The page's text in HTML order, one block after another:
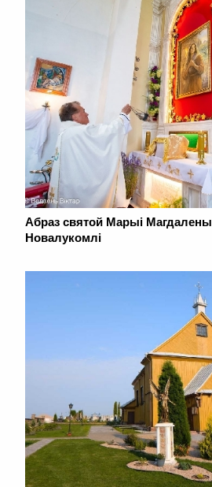
Абраз святой Марыі Магдалены
Новалукомлі